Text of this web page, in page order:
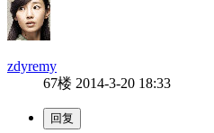
zdyremy
67楼 2014-3-20 18:33